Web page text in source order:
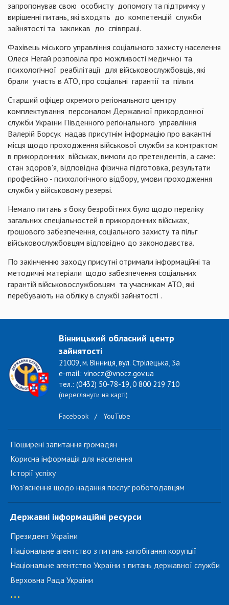
запропонував свою особисту допомогу та підтримку у
вирішенні питань, які входять до компетенцій служби
зайнятості та закликав до співпраці.
Фахівець міського управління соціального захисту населення
Олеся Негай розповіла про можливості медичної та
психологічної реабілітації для військовослужбовців, які
брали участь в АТО, про соціальні гарантії та пільги.
Старший офіцер окремого регіонального центру
комплектування персоналом Державної прикордонної
служби України Південного регіонального управління
Валерій Борсук надав присутнім інформацію про вакантні
місця щодо проходження військової служби за контрактом
в прикордонних військах, вимоги до претендентів, а саме:
стан здоров'я, відповідна фізична підготовка, результати
професійно - психологічного відбору, умови проходження
служби у військовому резерві.
Немало питань з боку безробітних було щодо переліку
загальних спеціальностей в прикордонних військах,
грошового забезпечення, соціального захисту та пільг
військовослужбовцям відповідно до законодавства.
По закінченню заходу присутні отримали інформаційні та
методичні матеріали щодо забезпечення соціальних
гарантій військовослужбовцям та учасникам АТО, які
перебувають на обліку в службі зайнятості .
Вінницький обласний центр
зайнятості
21009, м. Вінниця, вул. Стрілецька, 3а
e-mail: vinocz@vnocz.gov.ua
тел.: (0432) 50-78-19, 0 800 219 710
(переглянути на карті)
Facebook / YouTube
Поширені запитання громадян
Корисна інформація для населення
Історії успіху
Роз'яснення щодо надання послуг роботодавцям
Державні інформаційні ресурси
Президент України
Національне агентство з питань запобігання корупції
Національне агентство України з питань державної служби
Верховна Рада України
...